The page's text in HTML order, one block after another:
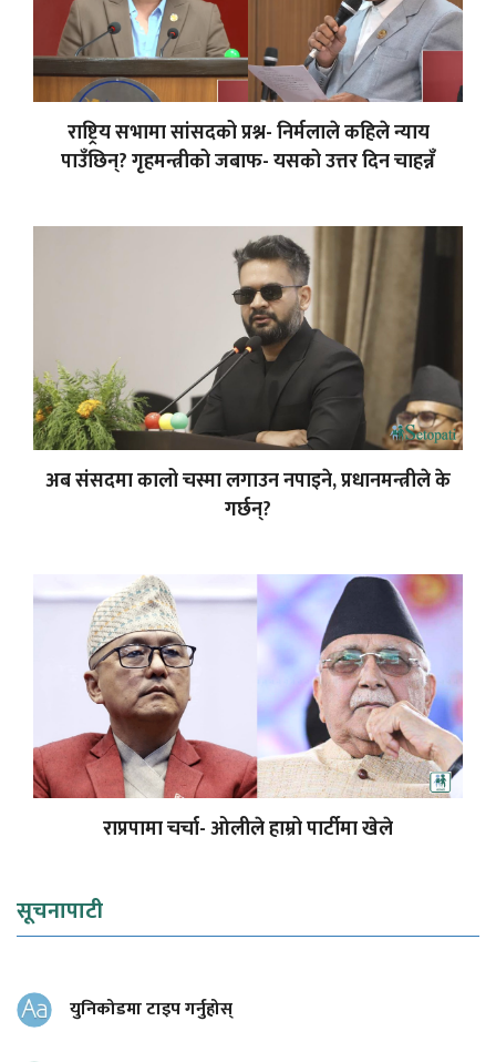
राष्ट्रिय सभामा सांसदको प्रश्न- निर्मलाले कहिले न्याय
पाउँछिन्? गृहमन्त्रीको जबाफ- यसको उत्तर दिन चाहन्नँ
अब संसदमा कालो चस्मा लगाउन नपाइने, प्रधानमन्त्रीले के
गर्छन्?
राप्रपामा चर्चा- ओलीले हाम्रो पार्टीमा खेले
सूचनापाटी
युनिकोडमा टाइप गर्नुहोस्